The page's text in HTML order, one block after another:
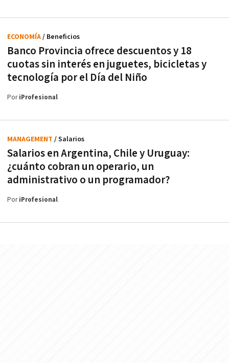
Banco Provincia ofrece descuentos y 18
cuotas sin interés en juguetes, bicicletas y
tecnología por el Día del Niño
ECONOMÍA/ Beneficios
PoriProfesional
Salarios en Argentina, Chile y Uruguay:
¿cuánto cobran un operario, un
administrativo o un programador?
MANAGEMENT / Salarios
PoriProfesional